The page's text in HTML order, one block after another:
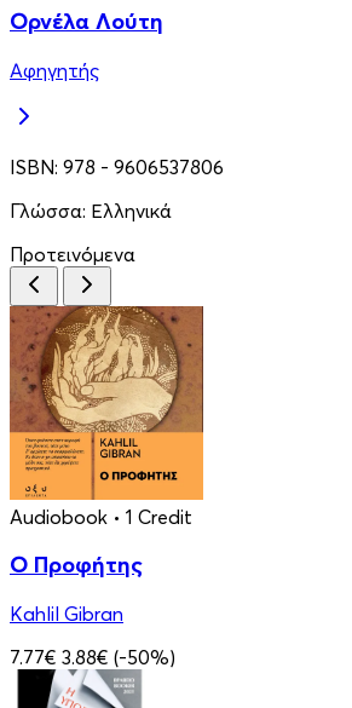
Ορνέλα Λούτη
Αφηγητής
ISBN: 978 - 9606537806
Γλώσσα: Ελληνικά
Προτεινόμενα
Audiobook • 1 Credit
Ο Προφήτης
Kahlil Gibran
7.77€ 3.88€ (-50%)